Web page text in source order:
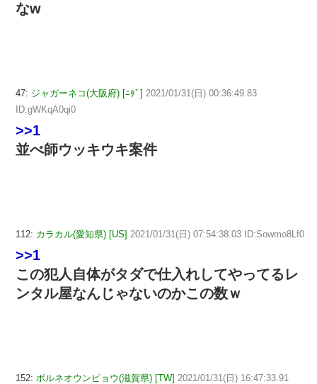
なw
47: ジャガーネコ(大阪府) [ﾆﾀﾞ] 2021/01/31(日) 00:36:49.83
ID:gWKqA0qi0
>>1
並べ師ウッキウキ案件
112: カラカル(愛知県) [US] 2021/01/31(日) 07:54:38.03 ID:Sowmo8Lf0
>>1
この犯人自体がタダで仕入れしてやってるレ
ンタル屋なんじゃないのかこの数ｗ
152: ボルネオウンピョウ(滋賀県) [TW] 2021/01/31(日) 16:47:33.91